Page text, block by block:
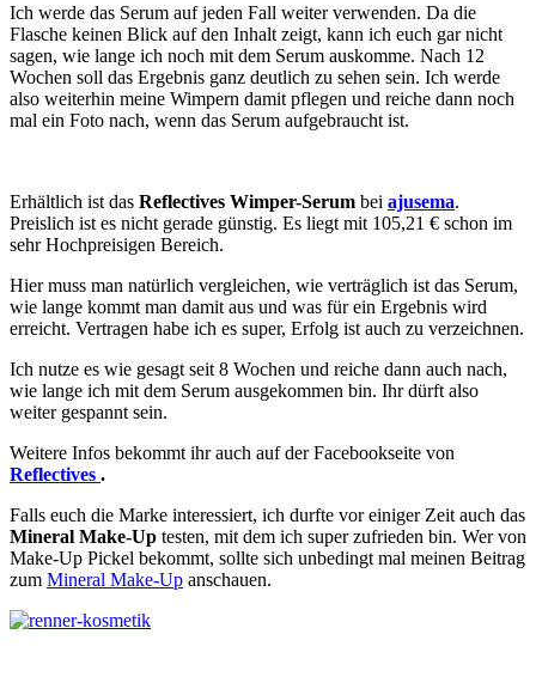
Ich werde das Serum auf jeden Fall weiter verwenden. Da die
Flasche keinen Blick auf den Inhalt zeigt, kann ich euch gar nicht
sagen, wie lange ich noch mit dem Serum auskomme. Nach 12
Wochen soll das Ergebnis ganz deutlich zu sehen sein. Ich werde
also weiterhin meine Wimpern damit pflegen und reiche dann noch
mal ein Foto nach, wenn das Serum aufgebraucht ist.
Erhältlich ist das Reflectives Wimper-Serum bei ajusema.
Preislich ist es nicht gerade günstig. Es liegt mit 105,21 € schon im
sehr Hochpreisigen Bereich.
Hier muss man natürlich vergleichen, wie verträglich ist das Serum,
wie lange kommt man damit aus und was für ein Ergebnis wird
erreicht. Vertragen habe ich es super, Erfolg ist auch zu verzeichnen.
Ich nutze es wie gesagt seit 8 Wochen und reiche dann auch nach,
wie lange ich mit dem Serum ausgekommen bin. Ihr dürft also
weiter gespannt sein.
Weitere Infos bekommt ihr auch auf der Facebookseite von
Reflectives .
Falls euch die Marke interessiert, ich durfte vor einiger Zeit auch das
Mineral Make-Up testen, mit dem ich super zufrieden bin. Wer von
Make-Up Pickel bekommt, sollte sich unbedingt mal meinen Beitrag
zum Mineral Make-Up anschauen.